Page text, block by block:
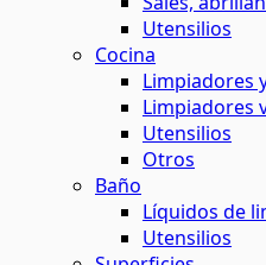
Utensilios
Cocina
Limpiadores
Limpiadores
Utensilios
Otros
Baño
Líquidos de
Utensilios